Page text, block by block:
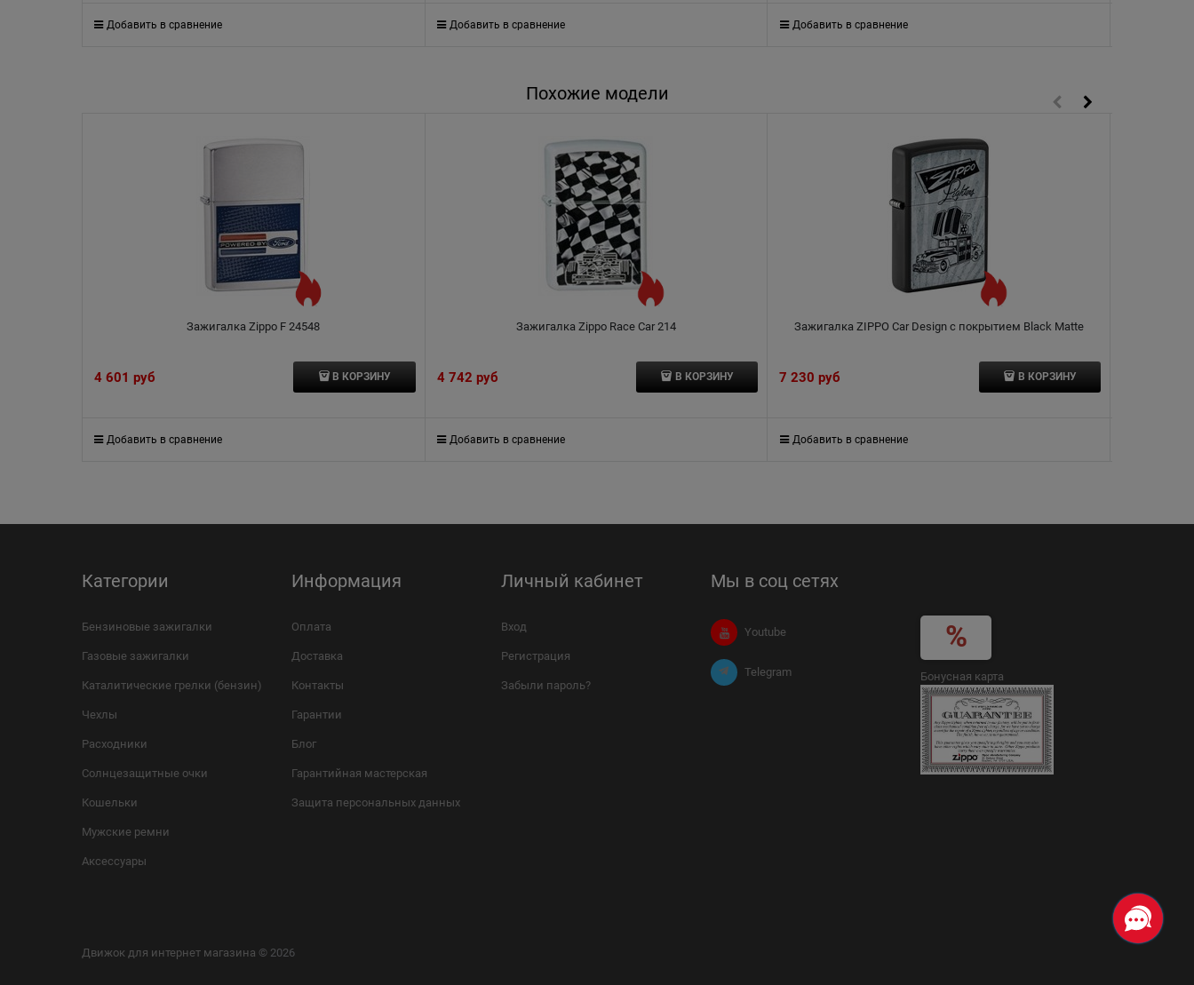
Добавить в сравнение Добавить в сравнение Добавить в сравнение
Похожие модели
Зажигалка Zippo F 24548
4 601 руб В КОРЗИНУ
Добавить в сравнение
Зажигалка Zippo Race Car 214
4 742 руб В КОРЗИНУ
Добавить в сравнение
Зажигалка ZIPPO Car Design с покрытием Black Matte
7 230 руб В КОРЗИНУ
Добавить в сравнение
Категории
Бензиновые зажигалки
Газовые зажигалки
Каталитические грелки (бензин)
Чехлы
Расходники
Солнцезащитные очки
Кошельки
Мужские ремни
Аксессуары
Информация
Оплата
Доставка
Контакты
Гарантии
Блог
Гарантийная мастерская
Защита персональных данных
Личный кабинет
Вход
Регистрация
Забыли пароль?
Мы в соц сетях
Youtube
Telegram Бонусная карта
Движок для интернет магазина © 2026